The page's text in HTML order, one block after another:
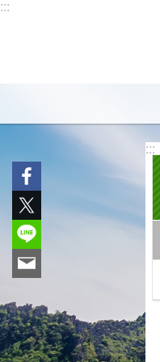
跳到主要內容區塊
:::
:::